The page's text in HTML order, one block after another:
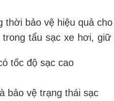
bảo vệ hiệu quả
tẩu sạc xe hơi,
tốc độ sạc cao
bảo vệ trạng thái sạc